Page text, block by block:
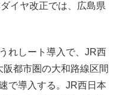
イヤ改正では、広島県
れしート導入で、JR西
都市圏の大和路線区間
で導入する。JR西日本